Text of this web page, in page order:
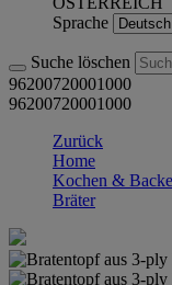
Sprache
Suche löschen
96200720001000
96200720001000
Zurück
Home
Kochen &
Bräter